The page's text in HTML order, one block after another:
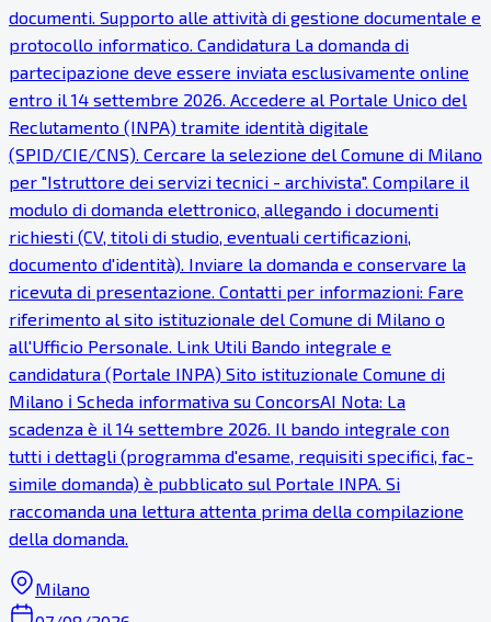
documenti. Supporto alle attività di gestione documentale e
protocollo informatico. Candidatura La domanda di
partecipazione deve essere inviata esclusivamente online
entro il 14 settembre 2026. Accedere al Portale Unico del
Reclutamento (INPA) tramite identità digitale
(SPID/CIE/CNS). Cercare la selezione del Comune di Milano
per "Istruttore dei servizi tecnici - archivista". Compilare il
modulo di domanda elettronico, allegando i documenti
richiesti (CV, titoli di studio, eventuali certificazioni,
documento d'identità). Inviare la domanda e conservare la
ricevuta di presentazione. Contatti per informazioni: Fare
riferimento al sito istituzionale del Comune di Milano o
all'Ufficio Personale. Link Utili Bando integrale e
candidatura (Portale INPA) Sito istituzionale Comune di
Milano ℹ Scheda informativa su ConcorsAI Nota: La
scadenza è il 14 settembre 2026. Il bando integrale con
tutti i dettagli (programma d'esame, requisiti specifici, fac-
simile domanda) è pubblicato sul Portale INPA. Si
raccomanda una lettura attenta prima della compilazione
della domanda.
Milano